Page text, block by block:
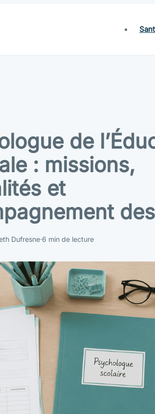
de
: missions,
et
Dufresne·6 min de lecture